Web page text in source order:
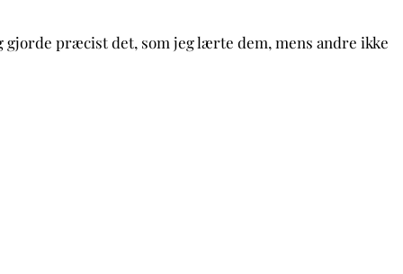
præcist det, som jeg lærte dem, mens andre ikke